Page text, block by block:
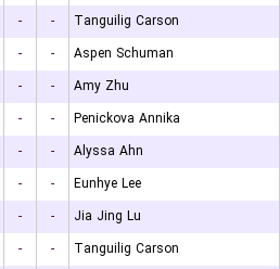
- -
Tanguilig Carson
- -
Aspen Schuman
- -
Amy Zhu
- -
Penickova Annika
- -
Alyssa Ahn
- -
Eunhye Lee
- -
Jia Jing Lu
- -
Tanguilig Carson